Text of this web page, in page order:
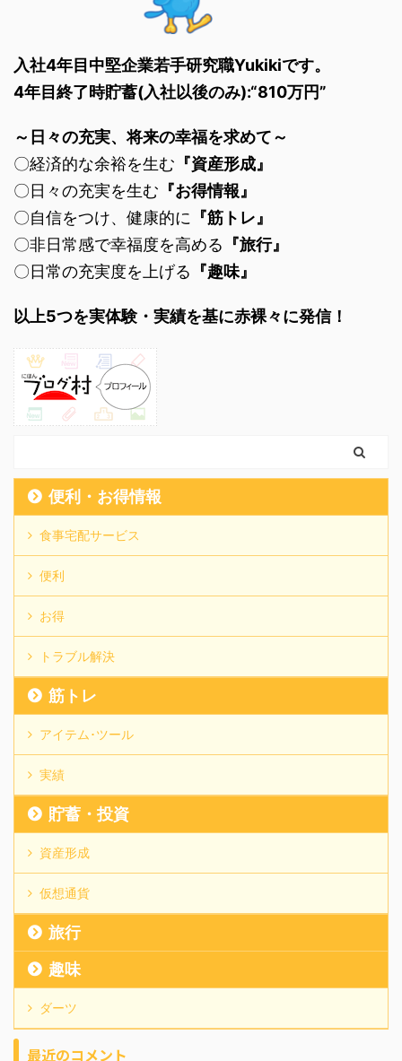
入社4年目中堅企業若手研究職Yukikiです。
4年目終了時貯蓄(入社以後のみ):“810万円”
～日々の充実、将来の幸福を求めて～
〇経済的な余裕を生む 『資産形成』
〇日々の充実を生む 『お得情報』
〇自信をつけ、健康的に 『筋トレ』
〇非日常感で幸福度を高める 『旅行』
〇日常の充実度を上げる 『趣味』
以上5つを実体験・実績を基に赤裸々に発信！
便利・お得情報
食事宅配サービス
便利
お得
トラブル解決
筋トレ
アイテム･ツール
実績
貯蓄・投資
資産形成
仮想通貨
旅行
趣味
ダーツ
最近のコメント